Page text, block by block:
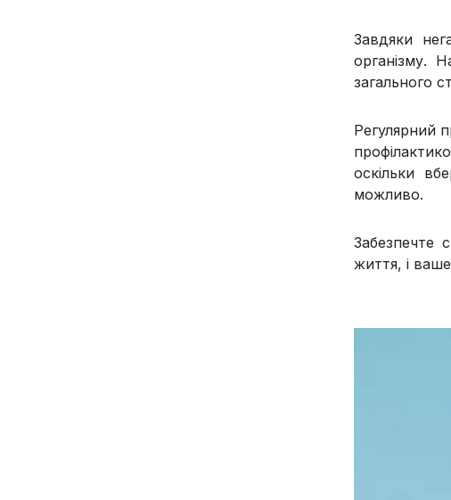
Завдяки
організму.
загального
Регулярний
оскільки
можливо.
Забезпечте
життя, і